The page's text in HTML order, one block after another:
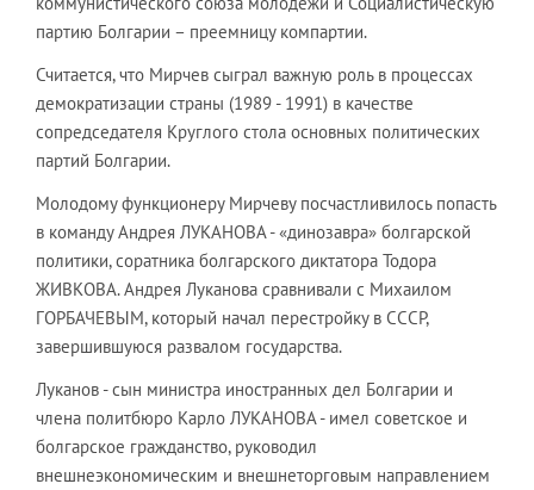
партию Болгарии – преемницу компартии.
Считается, что Мирчев сыграл важную роль в процессах
демократизации страны (1989 - 1991) в качестве
сопредседателя Круг­лого стола основных политических
партий Болгарии.
Молодому функционеру Мирчеву посчастливилось попасть
в команду Андрея ЛУКАНОВА - «динозавра» болгарской
политики, соратника болгарского диктатора Тодора
ЖИВКОВА. Андрея Луканова сравнивали с Михаилом
ГОРБАЧЕВЫМ, который начал перестройку в СССР,
завершившуюся развалом государства.
Луканов - сын министра иностранных дел Болгарии и
члена политбюро Карло ЛУКАНОВА - имел советское и
болгарское гражданство, руководил
внешнеэкономическим и внешнеторговым направлением